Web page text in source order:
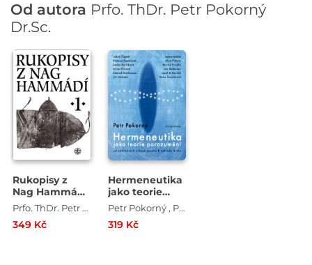
Od autora Prfo. ThDr. Petr Pokorný
Dr.Sc.
Rukopisy z
Nag Hammádí
1
Prfo. ThDr. Petr Pokorný Dr.Sc. , Wolf B. Oerter
349 Kč
Hermeneutika
jako teorie
porozumění
Petr Pokorný , Prfo. ThDr. Petr Pokorný Dr.Sc.
319 Kč